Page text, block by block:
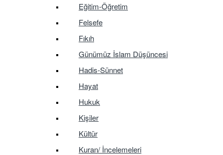
Eğitim-Öğretim
Felsefe
Fıkıh
Günümüz İslam Düşüncesi
Hadis-Sünnet
Hayat
Hukuk
Kişiler
Kültür
Kuran/ İncelemeleri